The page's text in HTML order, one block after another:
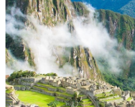
tres destinos emblemáticos del
campaña